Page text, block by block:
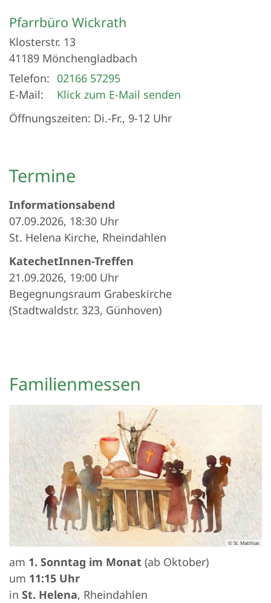
Pfarrbüro Wickrath
Klosterstr. 13
41189 Mönchengladbach
Telefon: 02166 57295
E-Mail:
Klick zum E-Mail senden
Öffnungszeiten: Di.-Fr., 9-12 Uhr
Termine
Informationsabend
07.09.2026, 18:30 Uhr
St. Helena Kirche, Rheindahlen
KatechetInnen-Treffen
21.09.2026, 19:00 Uhr
Begegnungsraum Grabeskirche
(Stadtwaldstr. 323, Günhoven)
Familienmessen
© St. Matthias
am 1. Sonntag im Monat (ab Oktober)
um 11:15 Uhr
in St. Helena, Rheindahlen